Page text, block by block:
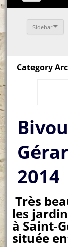
Sidebar
Category
2014
Très
les
à Saint-
située